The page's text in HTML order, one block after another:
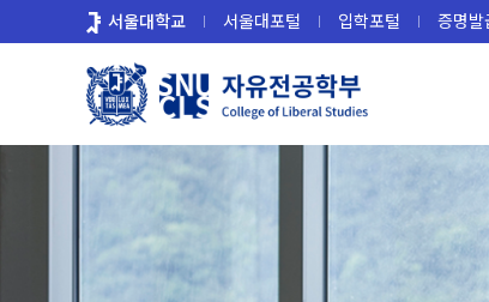
로
서울대학교 서울대포털 입학포털 증명발